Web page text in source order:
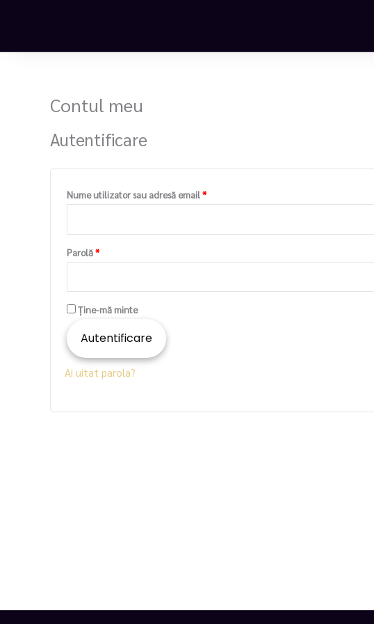
Contul meu
Autentificare
Nume utilizator sau adresă email*
Parolă*
Ține-mă minte
Autentificare
Ai uitat parola?